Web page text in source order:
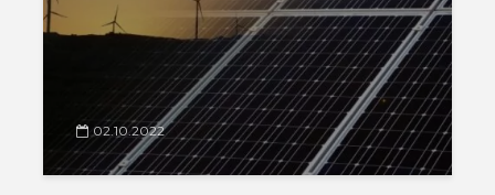
02.10.2022